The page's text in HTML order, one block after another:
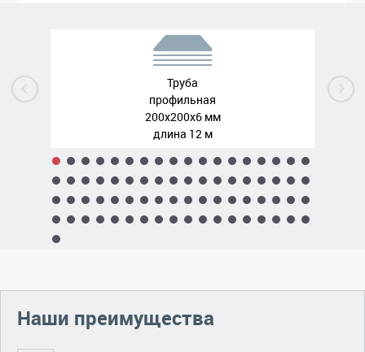
Труба
профильная
200x200x6 мм
длина 12 м
Наши преимущества